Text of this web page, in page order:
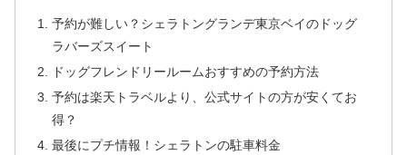
予約が難しい？シェラトングランデ東京ベイのドッグ
ラバーズスイート
ドッグフレンドリールームおすすめの予約方法
予約は楽天トラベルより、公式サイトの方が安くてお
得？
最後にプチ情報！シェラトンの駐車料金